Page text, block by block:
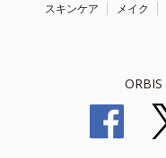
スキンケア メイク
ORBIS